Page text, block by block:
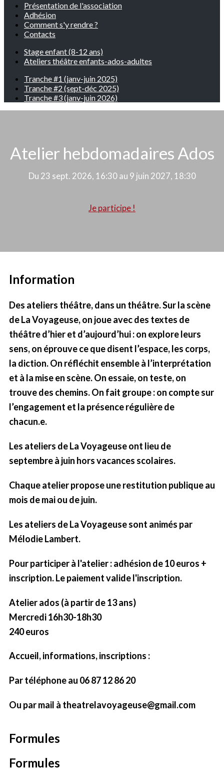
Présentation de l'association
Adhésion
Comment s'y rendre ?
Contacts
Stage enfant (8-12 ans)
Ateliers théâtre enfants-ados-adultes
Tranche #1 (janv-juin 2025)
Tranche #2 (sept-déc 2025)
Tranche #3 (janv-juin 2026)
Atelier hebdomadaires Ados
Du 23 sept. 2026, 16:30 au 9 juin 2027, 18:30
Je participe !
Information
Des ateliers théâtre, dans un théâtre. Sur la scène
de La Voyageuse, on joue avec des textes de
théâtre d’hier et d’aujourd’hui : on explore leurs
sens, on éprouve ce que disent l’espace, les corps,
la diction. On réfléchit ensemble à l’interprétation
et à la mise en scène. On essaie, on teste, on
trouve des chemins. On fait groupe : on compte sur
l’engagement et la présence régulière de
chacun.e.
Les ateliers de La Voyageuse ont lieu de
septembre à juin hors vacances scolaires.
Chaque atelier propose une restitution publique au
mois de mai ou de juin.
Les ateliers de La Voyageuse sont animés par
Mélodie Lambert.
Pour participer à l'atelier : adhésion de 10 euros +
inscription. Le paiement valide l'inscription.
Atelier ados (à partir de 13 ans)
Mercredi 16h30-18h30
240 euros
Accueil, informations, inscriptions :
Par téléphone au 06 87 12 86 20
Ou par mail à theatrelavoyageuse@gmail.com
Formules
Formules